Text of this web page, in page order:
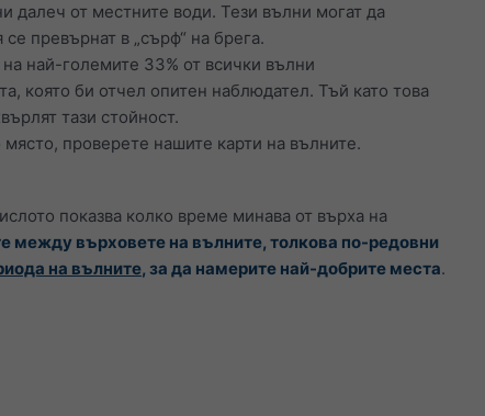
далеч от местните води. Тези вълни могат да
превърнат в „сърф“ на брега.
най-големите 33% от всички вълни
която би отчел опитен наблюдател. Тъй като това
тази стойност.
проверете нашите карти на вълните.
показва колко време минава от върха на
между върховете на вълните, толкова по-редовни
на вълните, за да намерите най-добрите места.